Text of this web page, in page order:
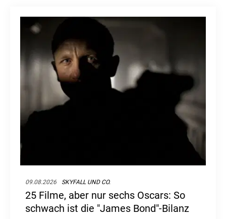
09.08.2026 SKYFALL UND CO.
25 Filme, aber nur sechs Oscars: So
schwach ist die "James Bond"-Bilanz